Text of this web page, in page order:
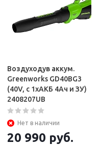
Воздуходув аккум.
Greenworks GD40BG3
(40V, с 1хАКБ 4Ач и ЗУ)
2408207UB
Нет в наличии
20 990 руб.